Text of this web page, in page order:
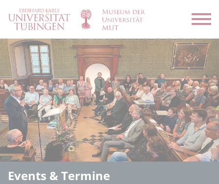
Events & Termine